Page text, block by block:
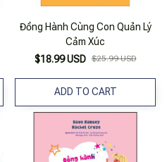
Đồng Hành Cùng Con Quản Lý
Cảm Xúc
$18.99 USD $25.99 USD
ADD TO CART